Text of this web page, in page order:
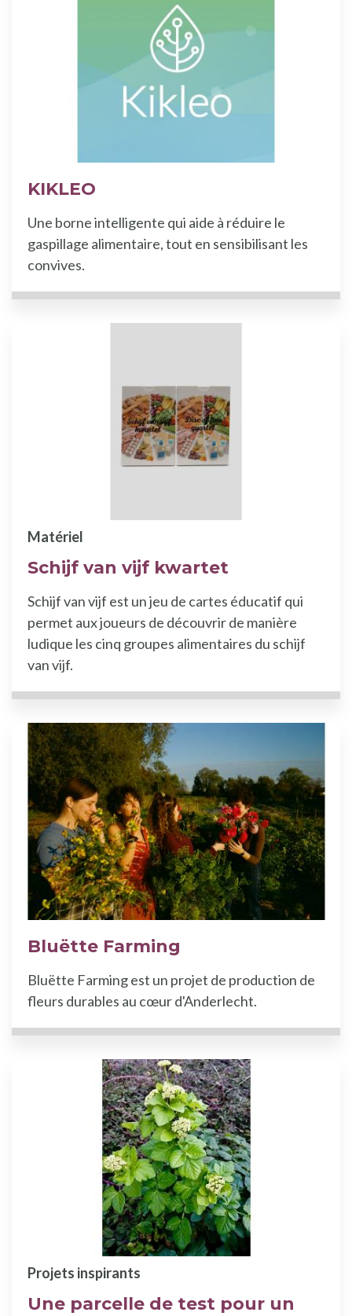
KIKLEO
Une borne intelligente qui aide à réduire le
gaspillage alimentaire, tout en sensibilisant les
convives.
Schijf van vijf kwartet
Matériel
Schijf van vijf est un jeu de cartes éducatif qui
permet aux joueurs de découvrir de manière
ludique les cinq groupes alimentaires du schijf
van vijf.
Bluëtte Farming
Bluëtte Farming est un projet de production de
fleurs durables au cœur d'Anderlecht.
Une parcelle de test pour un
Projets inspirants